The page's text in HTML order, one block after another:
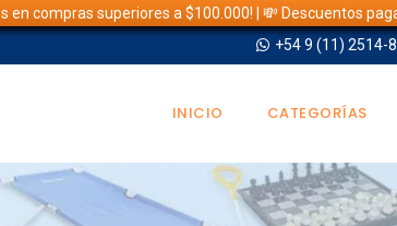
en compras superiores a $100.000! | 💸 Descuentos
+54 9 (11) 2514-
INICIO CATEGORÍAS